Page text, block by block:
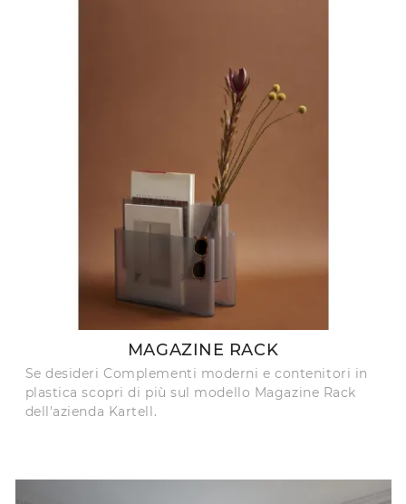
MAGAZINE RACK
Se desideri Complementi moderni e contenitori in
plastica scopri di più sul modello Magazine Rack
dell'azienda Kartell.